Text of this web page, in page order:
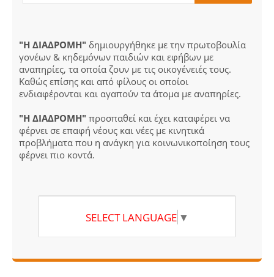
"Η ΔΙΑΔΡΟΜΗ" δημιουργήθηκε με την πρωτοβουλία
γονέων & κηδεμόνων παιδιών και εφήβων με
αναπηρίες, τα οποία ζουν με τις οικογένειές τους.
Καθώς επίσης και από φίλους οι οποίοι
ενδιαφέρονται και αγαπούν τα άτομα με αναπηρίες.
"Η ΔΙΑΔΡΟΜΗ" προσπαθεί και έχει καταφέρει να
φέρνει σε επαφή νέους και νέες με κινητικά
προβλήματα που η ανάγκη για κοινωνικοποίηση τους
φέρνει πιο κοντά.
SELECT LANGUAGE ▼